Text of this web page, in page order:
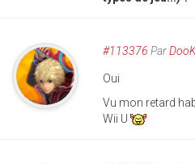
#113376 Par
Oui
Vu mon retard
Wii U